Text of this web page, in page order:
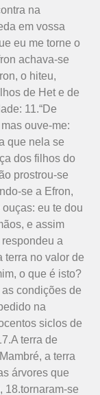
na
em vossa
eu me torne o
achava-se
o hiteu,
de Het e de
11.“De
ouve-me:
que nela se
dos filhos do
prostrou-se
se a Efron,
eu te dou
e assim
a
terra no valor de
o que é isto?
condições de
na
siclos de
terra de
a terra
árvores que
18.tornaram-se